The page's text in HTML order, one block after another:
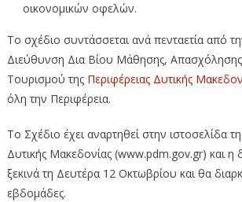
οικονομικών οφελών.
Το σχέδιο συντάσσεται ανά πενταετία από
Διεύθυνση Δια Βίου Μάθησης,
Τουρισμού της Περιφέρειας Δυτικής
όλη την Περιφέρεια.
Το Σχέδιο έχει αναρτηθεί στην ιστοσελίδα
Δυτικής Μακεδονίας (www.pdm.gov.gr) και η
ξεκινά τη Δευτέρα 12 Οκτωβρίου και θα
εβδομάδες.